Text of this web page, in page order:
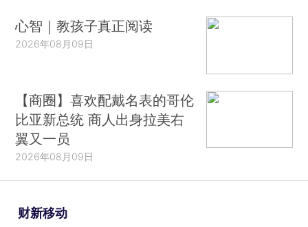
心智｜教孩子真正阅读
2026年08月09日
【商圈】喜欢配戴名表的哥伦
比亚新总统 商人出身拉美右
翼又一员
2026年08月09日
财新移动